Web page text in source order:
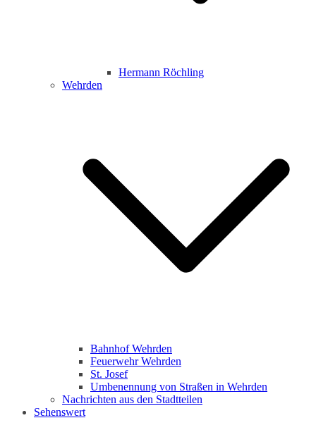
Hermann Röchling
Wehrden
Bahnhof Wehrden
Feuerwehr Wehrden
St. Josef
Umbenennung von Straßen in Wehrden
Nachrichten aus den Stadtteilen
Sehenswert